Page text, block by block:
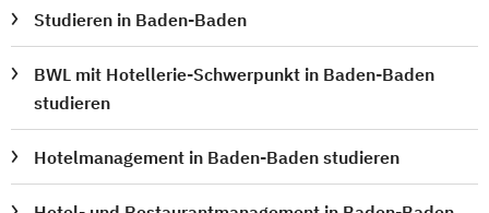
Studieren in Baden-Baden
BWL mit Hotellerie-Schwerpunkt in Baden-Baden
studieren
Hotelmanagement in Baden-Baden studieren